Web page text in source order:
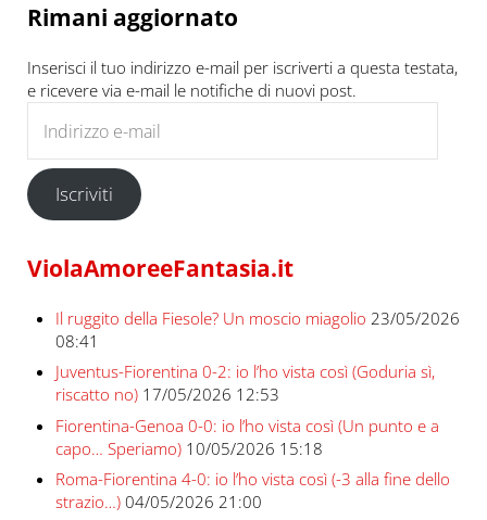
Rimani aggiornato
Inserisci il tuo indirizzo e-mail per iscriverti a questa testata,
e ricevere via e-mail le notifiche di nuovi post.
Iscriviti
ViolaAmoreeFantasia.it
Il ruggito della Fiesole? Un moscio miagolio 23/05/2026
08:41
Juventus-Fiorentina 0-2: io l’ho vista così (Goduria sì,
riscatto no) 17/05/2026 12:53
Fiorentina-Genoa 0-0: io l’ho vista così (Un punto e a
capo… Speriamo) 10/05/2026 15:18
Roma-Fiorentina 4-0: io l’ho vista così (-3 alla fine dello
strazio…) 04/05/2026 21:00